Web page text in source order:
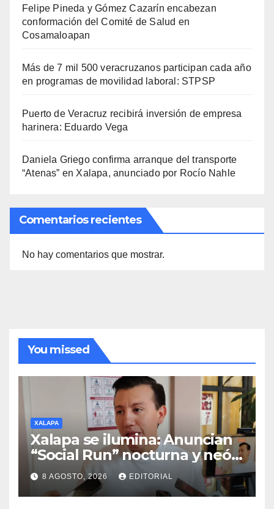
Felipe Pineda y Gómez Cazarín encabezan
conformación del Comité de Salud en
Cosamaloapan
Más de 7 mil 500 veracruzanos participan cada año
en programas de movilidad laboral: STPSP
Puerto de Veracruz recibirá inversión de empresa
harinera: Eduardo Vega
Daniela Griego confirma arranque del transporte
“Atenas” en Xalapa, anunciado por Rocío Nahle
Comentarios recientes
No hay comentarios que mostrar.
You missed
XALAPA
Xalapa se ilumina: Anuncian
“Social Run” nocturna y neón
con DJ’s este 22 de agosto
8 AGOSTO, 2026 EDITORIAL